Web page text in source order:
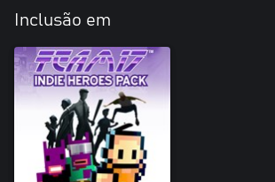
Inclusão em